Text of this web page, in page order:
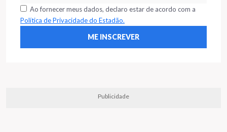
Ao fornecer meus dados, declaro estar de acordo com a
Política de Privacidade do Estadão.
Publicidade